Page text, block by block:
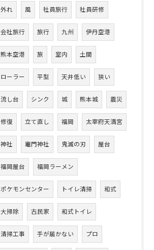
外れ 風 社員旅行 社員研修
会社旅行 旅行 九州 伊丹空港
熊本空港 旅 室内 土間
ローラー 平型 天井低い 狭い
流し台 シンク 城 熊本城 震災
修復 立て直し 福岡 太宰府天満宮
神社 竈門神社 鬼滅の刃 屋台
福岡屋台 福岡ラーメン
ポケモンセンター トイレ清掃 和式
大掃除 古民家 和式トイレ
清掃工事 手が届かない プロ